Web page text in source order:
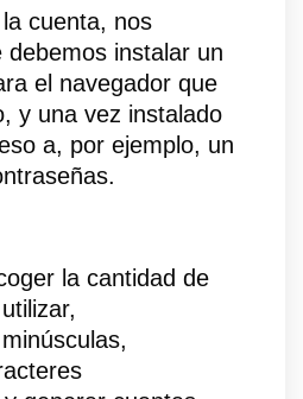
cuenta, nos
debemos instalar un
el navegador que
y una vez instalado
a, por ejemplo, un
la cantidad de